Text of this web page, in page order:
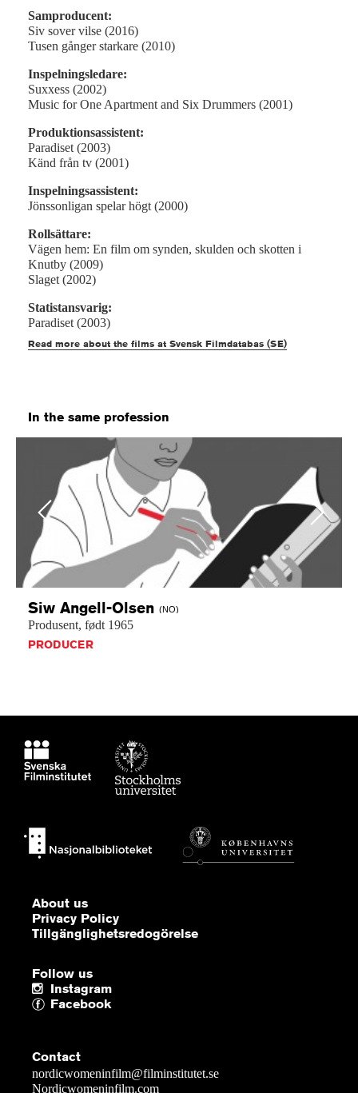
Samproducent:
Siv sover vilse (2016)
Tusen gånger starkare (2010)
Inspelningsledare:
Suxxess (2002)
Music for One Apartment and Six Drummers (2001)
Produktionsassistent:
Paradiset (2003)
Känd från tv (2001)
Inspelningsassistent:
Jönssonligan spelar högt (2000)
Rollsättare:
Vägen hem: En film om synden, skulden och skotten i
Knutby (2009)
Slaget (2002)
Statistansvarig:
Paradiset (2003)
Read more about the films at Svensk Filmdatabas (SE)
In the same profession
Previous
Siw Angell-Olsen (NO)
Produsent, født 1965
PRODUCER
Next
About us
Privacy Policy
Tillgänglighetsredogörelse
Follow us
Instagram
Facebook
Contact
nordicwomeninfilm@filminstitutet.se
Nordicwomeninfilm.com